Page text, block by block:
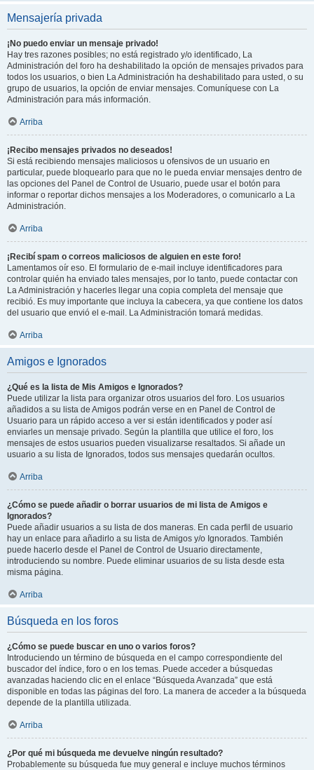
Mensajería privada
¡No puedo enviar un mensaje privado!
Hay tres razones posibles; no está registrado y/o identificado, La
Administración del foro ha deshabilitado la opción de mensajes privados para
todos los usuarios, o bien La Administración ha deshabilitado para usted, o su
grupo de usuarios, la opción de enviar mensajes. Comuníquese con La
Administración para más información.
Arriba
¡Recibo mensajes privados no deseados!
Si está recibiendo mensajes maliciosos u ofensivos de un usuario en
particular, puede bloquearlo para que no le pueda enviar mensajes dentro de
las opciones del Panel de Control de Usuario, puede usar el botón para
informar o reportar dichos mensajes a los Moderadores, o comunicarlo a La
Administración.
Arriba
¡Recibí spam o correos maliciosos de alguien en este foro!
Lamentamos oír eso. El formulario de e-mail incluye identificadores para
controlar quién ha enviado tales mensajes, por lo tanto, puede contactar con
La Administración y hacerles llegar una copia completa del mensaje que
recibió. Es muy importante que incluya la cabecera, ya que contiene los datos
del usuario que envió el e-mail. La Administración tomará medidas.
Arriba
Amigos e Ignorados
¿Qué es la lista de Mis Amigos e Ignorados?
Puede utilizar la lista para organizar otros usuarios del foro. Los usuarios
añadidos a su lista de Amigos podrán verse en en Panel de Control de
Usuario para un rápido acceso a ver si están identificados y poder así
enviarles un mensaje privado. Según la plantilla que utilice el foro, los
mensajes de estos usuarios pueden visualizarse resaltados. Si añade un
usuario a su lista de Ignorados, todos sus mensajes quedarán ocultos.
Arriba
¿Cómo se puede añadir o borrar usuarios de mi lista de Amigos e
Ignorados?
Puede añadir usuarios a su lista de dos maneras. En cada perfil de usuario
hay un enlace para añadirlo a su lista de Amigos y/o Ignorados. También
puede hacerlo desde el Panel de Control de Usuario directamente,
introduciendo su nombre. Puede eliminar usuarios de su lista desde esta
misma página.
Arriba
Búsqueda en los foros
¿Cómo se puede buscar en uno o varios foros?
Introduciendo un término de búsqueda en el campo correspondiente del
buscador del índice, foro o en los temas. Puede acceder a búsquedas
avanzadas haciendo clic en el enlace “Búsqueda Avanzada” que está
disponible en todas las páginas del foro. La manera de acceder a la búsqueda
depende de la plantilla utilizada.
Arriba
¿Por qué mi búsqueda me devuelve ningún resultado?
Probablemente su búsqueda fue muy general e incluye muchos términos